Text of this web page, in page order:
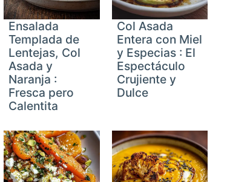
Ensalada
Templada de
Lentejas, Col
Asada y
Naranja :
Fresca pero
Calentita
Col Asada
Entera con Miel
y Especias : El
Espectáculo
Crujiente y
Dulce